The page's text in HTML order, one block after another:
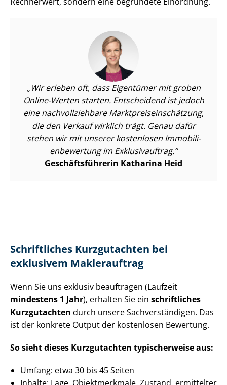
Wir erleben oft, dass Eigentümer mit groben
Online-Werten starten. Entscheidend ist jedoch
eine nach­voll­zieh­ba­re Markt­preis­ein­schät­zung,
die den Verkauf wirklich trägt. Genau dafür
stehen wir mit unserer kostenlosen Im­mo­bi­li­
en­be­wer­tung im Exklusivauftrag.
Ge­schäfts­füh­re­rin Katharina Heid
Schriftliches Kurzgutachten bei
exklusivem Maklerauftrag
Wenn Sie uns exklusiv beauftragen (Laufzeit
mindestens 1 Jahr), erhalten Sie ein schriftliches
Kurzgutachten durch unsere Sach­ver­stän­di­gen. Das
ist der konkrete Output der kostenlosen Bewertung.
So sieht dieses Kurzgutachten typischerweise aus:
Umfang: etwa 30 bis 45 Seiten